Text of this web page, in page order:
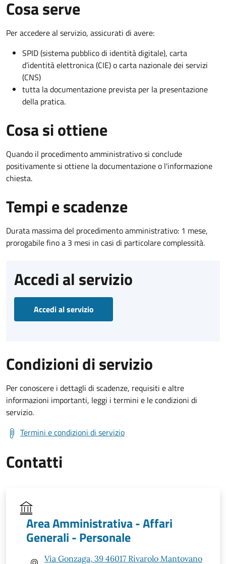
Cosa serve
Per accedere al servizio, assicurati di avere:
SPID (sistema pubblico di identità digitale), carta
d’identità elettronica (CIE) o carta nazionale dei servizi
(CNS)
tutta la documentazione prevista per la presentazione
della pratica.
Cosa si ottiene
Quando il procedimento amministrativo si conclude
positivamente si ottiene la documentazione o l'informazione
chiesta.
Tempi e scadenze
Durata massima del procedimento amministrativo: 1 mese,
prorogabile fino a 3 mesi in casi di particolare complessità.
Accedi al servizio
Accedi al servizio
Condizioni di servizio
Per conoscere i dettagli di scadenze, requisiti e altre
informazioni importanti, leggi i termini e le condizioni di
servizio.
Termini e condizioni di servizio
Contatti
Area Amministrativa - Affari
Generali - Personale
Via Gonzaga, 39 46017 Rivarolo Mantovano